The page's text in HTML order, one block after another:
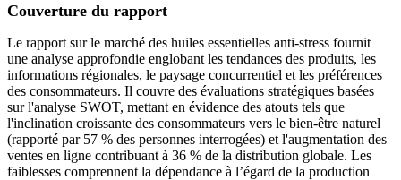
Couverture du rapport
Le rapport sur le marché des huiles essentielles anti-stress fournit
une analyse approfondie englobant les tendances des produits, les
informations régionales, le paysage concurrentiel et les préférences
des consommateurs. Il couvre des évaluations stratégiques basées
sur l'analyse SWOT, mettant en évidence des atouts tels que
l'inclination croissante des consommateurs vers le bien-être naturel
(rapporté par 57 % des personnes interrogées) et l'augmentation des
ventes en ligne contribuant à 36 % de la distribution globale. Les
faiblesses comprennent la dépendance à l’égard de la production